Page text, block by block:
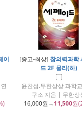
이
[중고-최상] 창의력과학
드 2F 물리(하)
윤찬섭.무한상상 과학
구소 지음 | 무한상
16,000원→11,500원